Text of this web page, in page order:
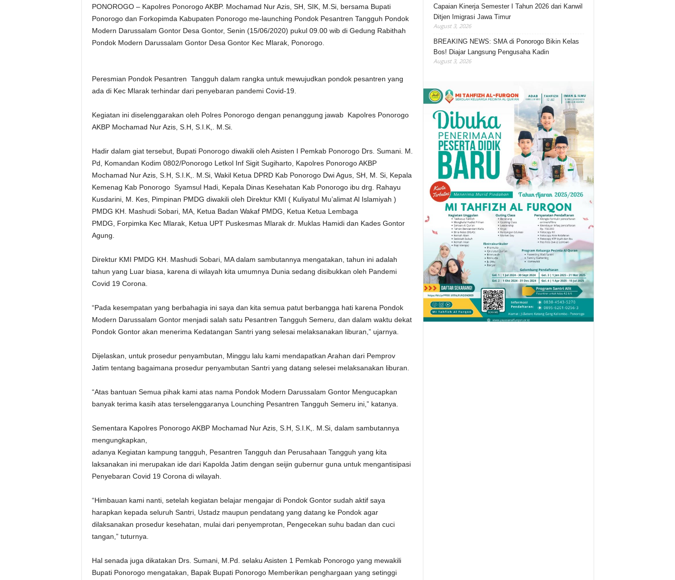
PONOROGO – Kapolres Ponorogo AKBP. Mochamad Nur Azis, SH, SIK, M.Si, bersama Bupati
Ponorogo dan Forkopimda Kabupaten Ponorogo me-launching Pondok Pesantren Tangguh Pondok
Modern Darussalam Gontor Desa Gontor, Senin (15/06/2020) pukul 09.00 wib di Gedung Rabithah
Pondok Modern Darussalam Gontor Desa Gontor Kec Mlarak, Ponorogo.
Peresmian Pondok Pesantren Tangguh dalam rangka untuk mewujudkan pondok pesantren yang
ada di Kec Mlarak terhindar dari penyebaran pandemi Covid-19.
Kegiatan ini diselenggarakan oleh Polres Ponorogo dengan penanggung jawab Kapolres Ponorogo
AKBP Mochamad Nur Azis, S.H, S.I.K,. M.Si.
Hadir dalam giat tersebut, Bupati Ponorogo diwakili oleh Asisten I Pemkab Ponorogo Drs. Sumani. M.
Pd, Komandan Kodim 0802/Ponorogo Letkol Inf Sigit Sugiharto, Kapolres Ponorogo AKBP
Mochamad Nur Azis, S.H, S.I.K,. M.Si, Wakil Ketua DPRD Kab Ponorogo Dwi Agus, SH, M. Si, Kepala
Kemenag Kab Ponorogo Syamsul Hadi, Kepala Dinas Kesehatan Kab Ponorogo ibu drg. Rahayu
Kusdarini, M. Kes, Pimpinan PMDG diwakili oleh Direktur KMI ( Kuliyatul Mu’alimat Al Islamiyah )
PMDG KH. Mashudi Sobari, MA, Ketua Badan Wakaf PMDG, Ketua Ketua Lembaga
PMDG, Forpimka Kec Mlarak, Ketua UPT Puskesmas Mlarak dr. Muklas Hamidi dan Kades Gontor
Agung.
Direktur KMI PMDG KH. Mashudi Sobari, MA dalam sambutannya mengatakan, tahun ini adalah
tahun yang Luar biasa, karena di wilayah kita umumnya Dunia sedang disibukkan oleh Pandemi
Covid 19 Corona.
“Pada kesempatan yang berbahagia ini saya dan kita semua patut berbangga hati karena Pondok
Modern Darussalam Gontor menjadi salah satu Pesantren Tangguh Semeru, dan dalam waktu dekat
Pondok Gontor akan menerima Kedatangan Santri yang selesai melaksanakan liburan,” ujarnya.
Dijelaskan, untuk prosedur penyambutan, Minggu lalu kami mendapatkan Arahan dari Pemprov
Jatim tentang bagaimana prosedur penyambutan Santri yang datang selesei melaksanakan liburan.
“Atas bantuan Semua pihak kami atas nama Pondok Modern Darussalam Gontor Mengucapkan
banyak terima kasih atas terselenggaranya Lounching Pesantren Tangguh Semeru ini,” katanya.
Sementara Kapolres Ponorogo AKBP Mochamad Nur Azis, S.H, S.I.K,. M.Si, dalam sambutannya
mengungkapkan,
adanya Kegiatan kampung tangguh, Pesantren Tangguh dan Perusahaan Tangguh yang kita
laksanakan ini merupakan ide dari Kapolda Jatim dengan seijin gubernur guna untuk mengantisipasi
Penyebaran Covid 19 Corona di wilayah.
“Himbauan kami nanti, setelah kegiatan belajar mengajar di Pondok Gontor sudah aktif saya
harapkan kepada seluruh Santri, Ustadz maupun pendatang yang datang ke Pondok agar
dilaksanakan prosedur kesehatan, mulai dari penyemprotan, Pengecekan suhu badan dan cuci
tangan,” tuturnya.
Hal senada juga dikatakan Drs. Sumani, M.Pd. selaku Asisten 1 Pemkab Ponorogo yang mewakili
Bupati Ponorogo mengatakan, Bapak Bupati Ponorogo Memberikan penghargaan yang setinggi
Capaian Kinerja Semester I Tahun 2026 dari Kanwil
Ditjen Imigrasi Jawa Timur
August 3, 2026
BREAKING NEWS: SMA di Ponorogo Bikin Kelas
Bos! Diajar Langsung Pengusaha Kadin
August 3, 2026